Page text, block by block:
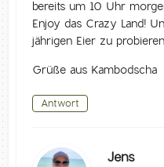
bereits um 10 Uhr
Enjoy das Crazy Land!
jährigen Eier zu
Grüße aus Kambodscha
Antwort
Jens